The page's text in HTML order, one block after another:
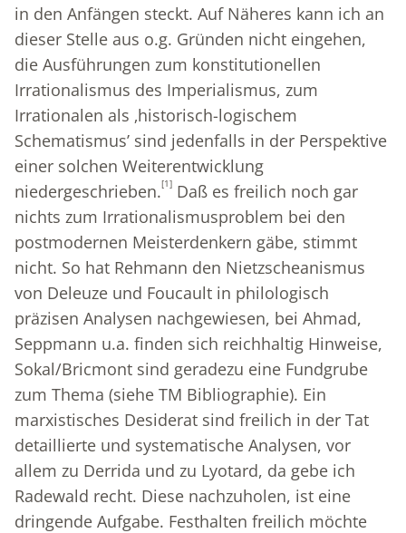
in den Anfängen steckt. Auf Näheres kann ich an
dieser Stelle aus o.g. Gründen nicht eingehen,
die Ausführungen zum konstitutionellen
Irrationalismus des Imperialismus, zum
Irrationalen als ‚historisch-logischem
Schematismus’ sind jedenfalls in der Perspektive
einer solchen Weiterentwicklung
niedergeschrieben.[1] Daß es freilich noch gar
nichts zum Irrationalismusproblem bei den
postmodernen Meisterdenkern gäbe, stimmt
nicht. So hat Rehmann den Nietzscheanismus
von Deleuze und Foucault in philologisch
präzisen Analysen nachgewiesen, bei Ahmad,
Seppmann u.a. finden sich reichhaltig Hinweise,
Sokal/Bricmont sind geradezu eine Fundgrube
zum Thema (siehe TM Bibliographie). Ein
marxistisches Desiderat sind freilich in der Tat
detaillierte und systematische Analysen, vor
allem zu Derrida und zu Lyotard, da gebe ich
Radewald recht. Diese nachzuholen, ist eine
dringende Aufgabe. Festhalten freilich möchte